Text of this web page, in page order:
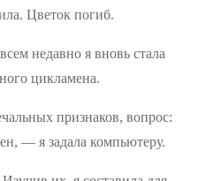
Цветок погиб.
недавно я вновь стала
цикламена.
признаков, вопрос:
— я задала компьютеру.